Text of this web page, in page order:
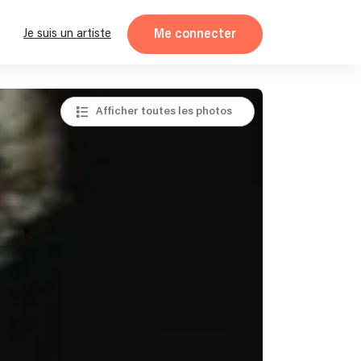
Je suis un artiste Me connecter
Afficher toutes les photos